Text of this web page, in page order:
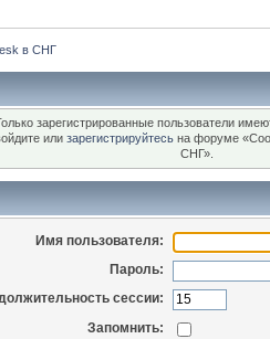
в СНГ
зарегистрированные пользователи
или зарегистрируйтесь на форуме
СНГ».
Имя пользователя:
Пароль:
сессии:
Запомнить: